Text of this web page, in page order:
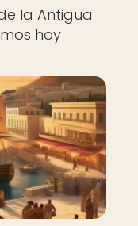
la Antigua
hoy